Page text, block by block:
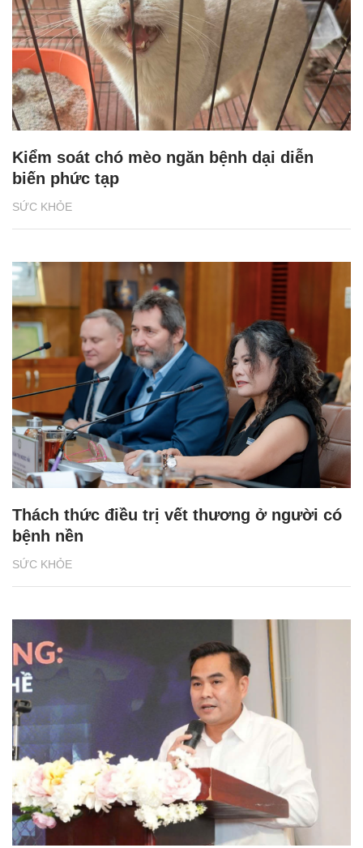
SỨC KHỎE
Kiểm soát chó mèo ngăn bệnh dại diễn
biến phức tạp
SỨC KHỎE
Thách thức điều trị vết thương ở người có
bệnh nền